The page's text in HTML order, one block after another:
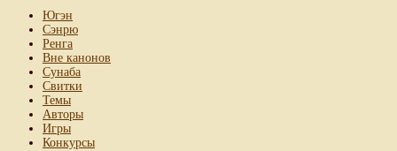
Югэн
Сэнрю
Ренга
Вне канонов
Сунаба
Свитки
Темы
Авторы
Игры
Конкурсы